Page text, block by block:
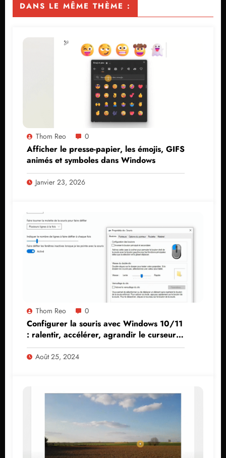
DANS LE MÊME THÈME :
Thom Reo 0
Afficher le presse-papier, les émojis, GIFS
animés et symboles dans Windows
Janvier 23, 2026
Thom Reo 0
Configurer la souris avec Windows 10/11
: ralentir, accélérer, agrandir le curseur,
couleur…
Août 25, 2024